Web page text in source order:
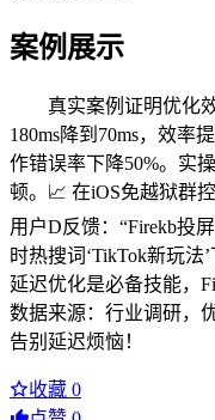
案例展示
真实案例证明优化
180ms降到70ms，效率
作错误率下降50%。实
顿。📈 在iOS免越狱群
用户D反馈：“Firekb投
时热搜词‘TikTok新玩法
延迟优化是必备技能，
数据来源：行业调研，
告别延迟烦恼！
收藏 0